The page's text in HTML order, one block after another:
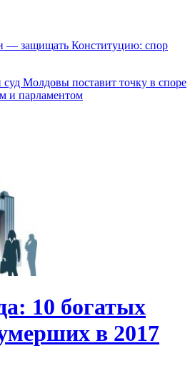
— защищать Конституцию: спор
Молдовы поставит точку в споре
и парламентом
10 богатых
в 2017